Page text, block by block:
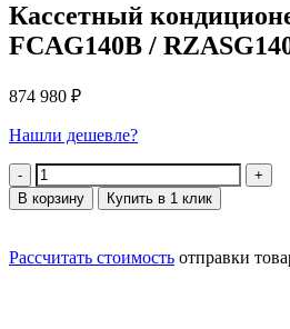
Кассетный
FCAG140B /
874 980 ₽
Нашли дешевле?
Количество
В корзину Купить в 1 клик
Рассчитать стоимость отправки